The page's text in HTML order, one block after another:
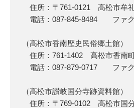
住所：〒761-0121 高松市牟
電話：087-845-8484 ファク
（高松市香南歴史民俗郷土館）
住所：761-1402 高松市香南
電話：087-879-0717 ファク
（高松市讃岐国分寺跡資料館）
住所：〒769-0102 高松市国